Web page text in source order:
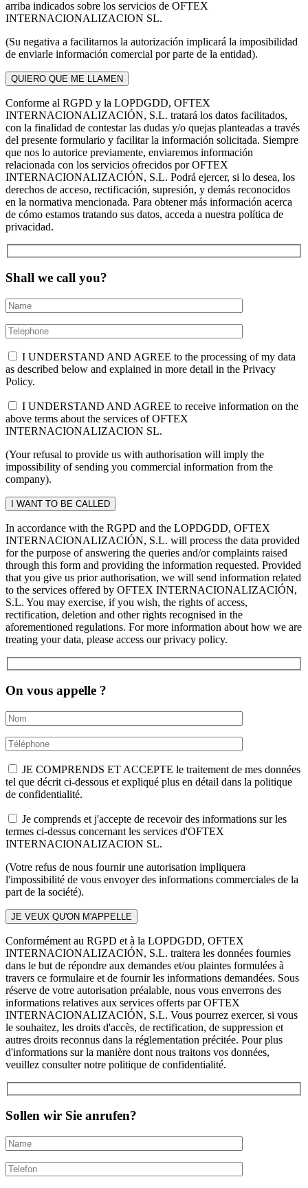
arriba indicados sobre los servicios de OFTEX
INTERNACIONALIZACION SL.
(Su negativa a facilitarnos la autorización implicará la imposibilidad
de enviarle información comercial por parte de la entidad).
Conforme al RGPD y la LOPDGDD, OFTEX
INTERNACIONALIZACIÓN, S.L. tratará los datos facilitados,
con la finalidad de contestar las dudas y/o quejas planteadas a través
del presente formulario y facilitar la información solicitada. Siempre
que nos lo autorice previamente, enviaremos información
relacionada con los servicios ofrecidos por OFTEX
INTERNACIONALIZACIÓN, S.L. Podrá ejercer, si lo desea, los
derechos de acceso, rectificación, supresión, y demás reconocidos
en la normativa mencionada. Para obtener más información acerca
de cómo estamos tratando sus datos, acceda a nuestra política de
privacidad.
Shall we call you?
I UNDERSTAND AND AGREE to the processing of my data
as described below and explained in more detail in the Privacy
Policy.
I UNDERSTAND AND AGREE to receive information on the
above terms about the services of OFTEX
INTERNACIONALIZACION SL.
(Your refusal to provide us with authorisation will imply the
impossibility of sending you commercial information from the
company).
In accordance with the RGPD and the LOPDGDD, OFTEX
INTERNACIONALIZACIÓN, S.L. will process the data provided
for the purpose of answering the queries and/or complaints raised
through this form and providing the information requested. Provided
that you give us prior authorisation, we will send information related
to the services offered by OFTEX INTERNACIONALIZACIÓN,
S.L. You may exercise, if you wish, the rights of access,
rectification, deletion and other rights recognised in the
aforementioned regulations. For more information about how we are
treating your data, please access our privacy policy.
On vous appelle ?
JE COMPRENDS ET ACCEPTE le traitement de mes données
tel que décrit ci-dessous et expliqué plus en détail dans la politique
de confidentialité.
Je comprends et j'accepte de recevoir des informations sur les
termes ci-dessus concernant les services d'OFTEX
INTERNACIONALIZACION SL.
(Votre refus de nous fournir une autorisation impliquera
l'impossibilité de vous envoyer des informations commerciales de la
part de la société).
Conformément au RGPD et à la LOPDGDD, OFTEX
INTERNACIONALIZACIÓN, S.L. traitera les données fournies
dans le but de répondre aux demandes et/ou plaintes formulées à
travers ce formulaire et de fournir les informations demandées. Sous
réserve de votre autorisation préalable, nous vous enverrons des
informations relatives aux services offerts par OFTEX
INTERNACIONALIZACIÓN, S.L. Vous pourrez exercer, si vous
le souhaitez, les droits d'accès, de rectification, de suppression et
autres droits reconnus dans la réglementation précitée. Pour plus
d'informations sur la manière dont nous traitons vos données,
veuillez consulter notre politique de confidentialité.
Sollen wir Sie anrufen?